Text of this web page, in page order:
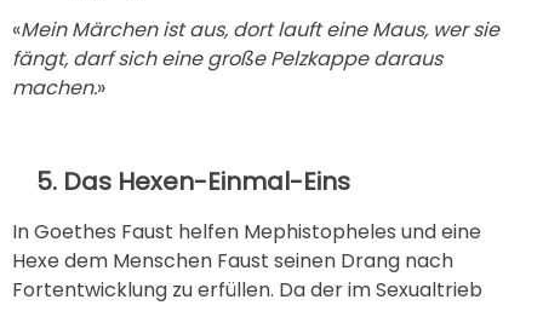
«Mein Märchen ist aus, dort lauft eine Maus, wer sie
fängt, darf sich eine große Pelzkappe daraus
machen.»
5. Das Hexen-Einmal-Eins
In Goethes Faust helfen Mephistopheles und eine
Hexe dem Menschen Faust seinen Drang nach
Fortentwicklung zu erfüllen. Da der im Sexualtrieb